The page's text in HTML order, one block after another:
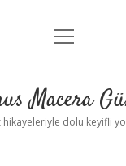
Anasayfa
Yasal Uyarı
menüyü
Macera
hikayeleriyle dolu keyifli